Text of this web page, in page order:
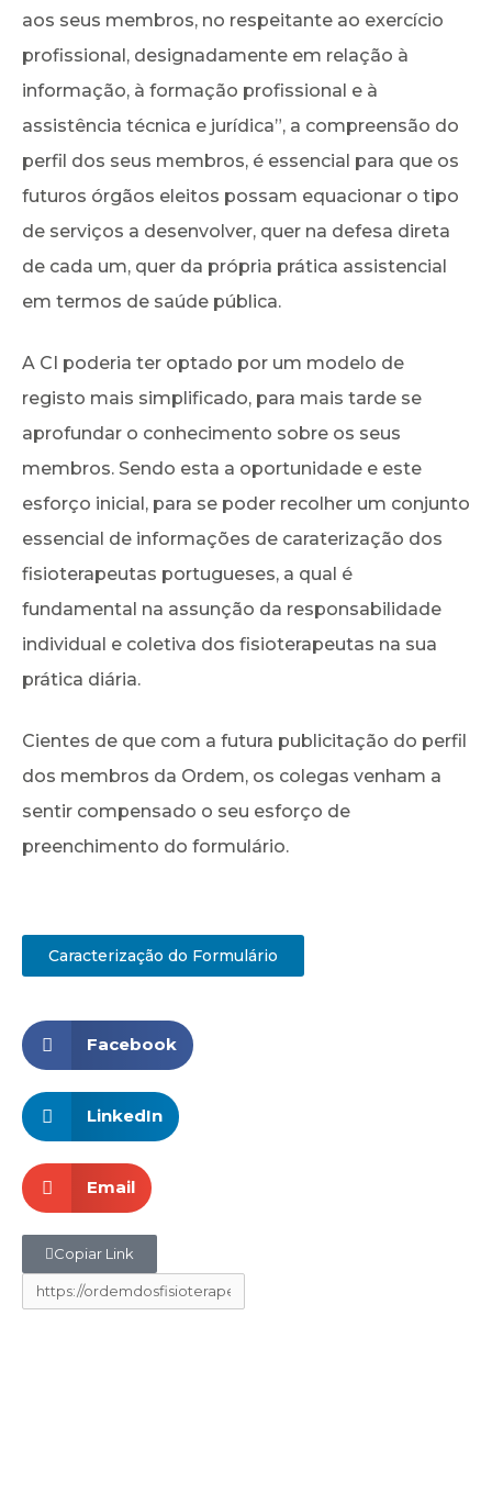
aos seus membros, no respeitante ao exercício
profissional, designadamente em relação à
informação, à formação profissional e à
assistência técnica e jurídica”, a compreensão do
perfil dos seus membros, é essencial para que os
futuros órgãos eleitos possam equacionar o tipo
de serviços a desenvolver, quer na defesa direta
de cada um, quer da própria prática assistencial
em termos de saúde pública.
A CI poderia ter optado por um modelo de
registo mais simplificado, para mais tarde se
aprofundar o conhecimento sobre os seus
membros. Sendo esta a oportunidade e este
esforço inicial, para se poder recolher um conjunto
essencial de informações de caraterização dos
fisioterapeutas portugueses, a qual é
fundamental na assunção da responsabilidade
individual e coletiva dos fisioterapeutas na sua
prática diária.
Cientes de que com a futura publicitação do perfil
dos membros da Ordem, os colegas venham a
sentir compensado o seu esforço de
preenchimento do formulário.
Caracterização do Formulário
Facebook
LinkedIn
Email
Copiar Link